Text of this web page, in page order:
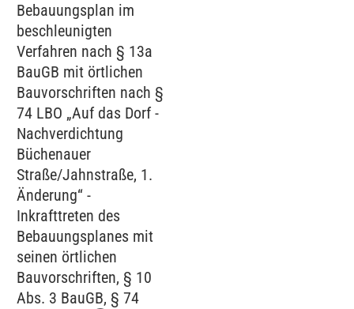
Bebauungsplan im
beschleunigten
Verfahren nach § 13a
BauGB mit örtlichen
Bauvorschriften nach §
74 LBO „Auf das Dorf -
Nachverdichtung
Büchenauer
Straße/Jahnstraße, 1.
Änderung“ -
Inkrafttreten des
Bebauungsplanes mit
seinen örtlichen
Bauvorschriften, § 10
Abs. 3 BauGB, § 74